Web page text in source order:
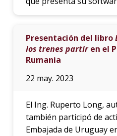
Presentación del libro
los trenes partiren el
Rumania
22 may. 2023
El Ing. Ruperto Long,
también participó de
Embajada de Uruguay